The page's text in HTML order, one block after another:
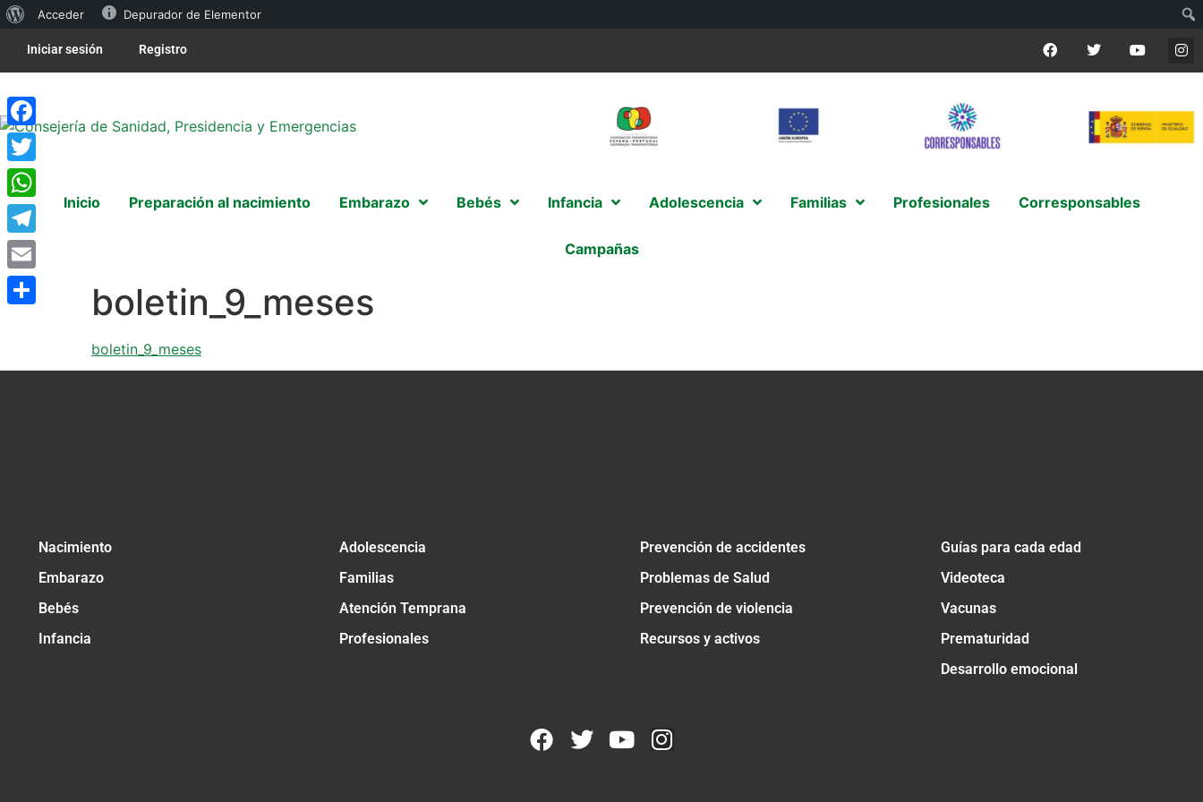
Acceder Depurador de Elementor
Iniciar sesión Registro
Inicio Preparación al nacimiento Embarazo Bebés Infancia Adolescencia Familias Profesionales Corresponsables
Campañas
boletin_9_meses
boletin_9_meses
Nacimiento
Embarazo
Bebés
Infancia
Adolescencia
Familias
Atención Temprana
Profesionales
Prevención de accidentes
Problemas de Salud
Prevención de violencia
Recursos y activos
Guías para cada edad
Videoteca
Vacunas
Prematuridad
Desarrollo emocional
Facebook
Twitter
WhatsApp
Telegram
Email